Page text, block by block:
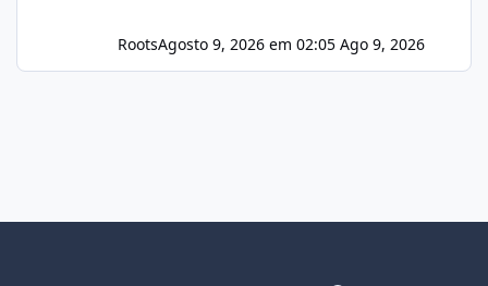
RootsAgosto 9, 2026 em 02:05 Ago 9, 2026